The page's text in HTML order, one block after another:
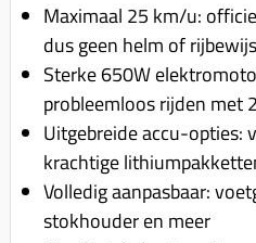
Koeling (delen)
Overbrenging
Maximaal 25 km/u:
dus geen helm of
Sterke 650W
probleemloos rijden met
Uitgebreide accu-opties:
krachtige
Volledig aanpasbaar:
stokhouder en meer